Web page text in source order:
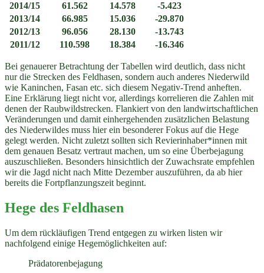
2014/15
61.562 14.578
-5.423
2013/14
66.985 15.036
-29.870
2012/13
96.056 28.130
-13.743
2011/12
110.598 18.384 -16.346
Bei genauerer Betrachtung der Tabellen wird deutlich, dass nicht
nur die Strecken des Feldhasen, sondern auch anderes Niederwild
wie Kaninchen, Fasan etc. sich diesem Negativ-Trend anheften.
Eine Erklärung liegt nicht vor, allerdings korrelieren die Zahlen mit
denen der Raubwildstrecken. Flankiert von den landwirtschaftlichen
Veränderungen und damit einhergehenden zusätzlichen Belastung
des Niederwildes muss hier ein besonderer Fokus auf die Hege
gelegt werden. Nicht zuletzt sollten sich Revierinhaber*innen mit
dem genauen Besatz vertraut machen, um so eine Überbejagung
auszuschließen. Besonders hinsichtlich der Zuwachsrate empfehlen
wir die Jagd nicht nach Mitte Dezember auszuführen, da ab hier
bereits die Fortpflanzungszeit beginnt.
Hege des Feldhasen
Um dem rückläufigen Trend entgegen zu wirken listen wir
nachfolgend einige Hegemöglichkeiten auf:
Prädatorenbejagung